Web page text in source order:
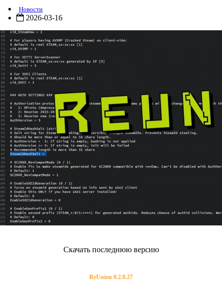
Новости
2026-03-16
Скачать последнюю версию
ReUnion 0.2.0.27